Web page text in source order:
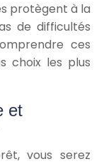
protègent à la
de difficultés
ces
choix les plus
et
vous serez